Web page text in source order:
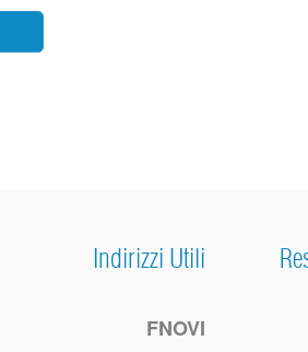
Indirizzi Utili
FNOVI